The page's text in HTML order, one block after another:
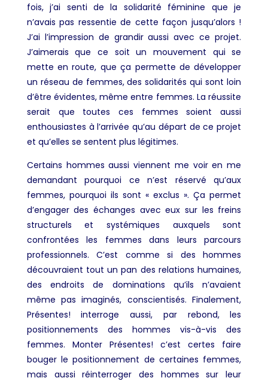
fois, j’ai senti de la solidarité féminine que je
n’avais pas ressentie de cette façon jusqu’alors !
J’ai l’impression de grandir aussi avec ce projet.
J’aimerais que ce soit un mouvement qui se
mette en route, que ça permette de développer
un réseau de femmes, des solidarités qui sont loin
d’être évidentes, même entre femmes. La réussite
serait que toutes ces femmes soient aussi
enthousiastes à l’arrivée qu’au départ de ce projet
et qu’elles se sentent plus légitimes.
Certains hommes aussi viennent me voir en me
demandant pourquoi ce n’est réservé qu’aux
femmes, pourquoi ils sont « exclus ». Ça permet
d’engager des échanges avec eux sur les freins
structurels et systémiques auxquels sont
confrontées les femmes dans leurs parcours
professionnels. C’est comme si des hommes
découvraient tout un pan des relations humaines,
des endroits de dominations qu’ils n’avaient
même pas imaginés, conscientisés. Finalement,
Présentes! interroge aussi, par rebond, les
positionnements des hommes vis-à-vis des
femmes. Monter Présentes! c’est certes faire
bouger le positionnement de certaines femmes,
mais aussi réinterroger des hommes sur leur